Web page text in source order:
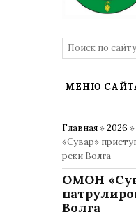
МЕНЮ
Главная »2026 »
«Сувар»
реки Волга
ОМОН
Волга